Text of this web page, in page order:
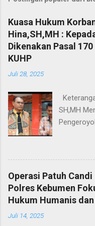
Kuasa Hukum
Hina,SH,MH :
Dikenakan Pasal
KUHP
Juli 28, 2025
SH,MH
masing
Kuasa
(28/7/
Operasi Patuh
Polres Kebumen
Hukum Humanis
Juli 14, 2025